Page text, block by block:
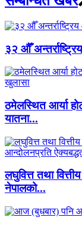
३२ औँ
ठमेलस्थित आर्या
यातना...
लघुवित्त तथा
नेपालको...